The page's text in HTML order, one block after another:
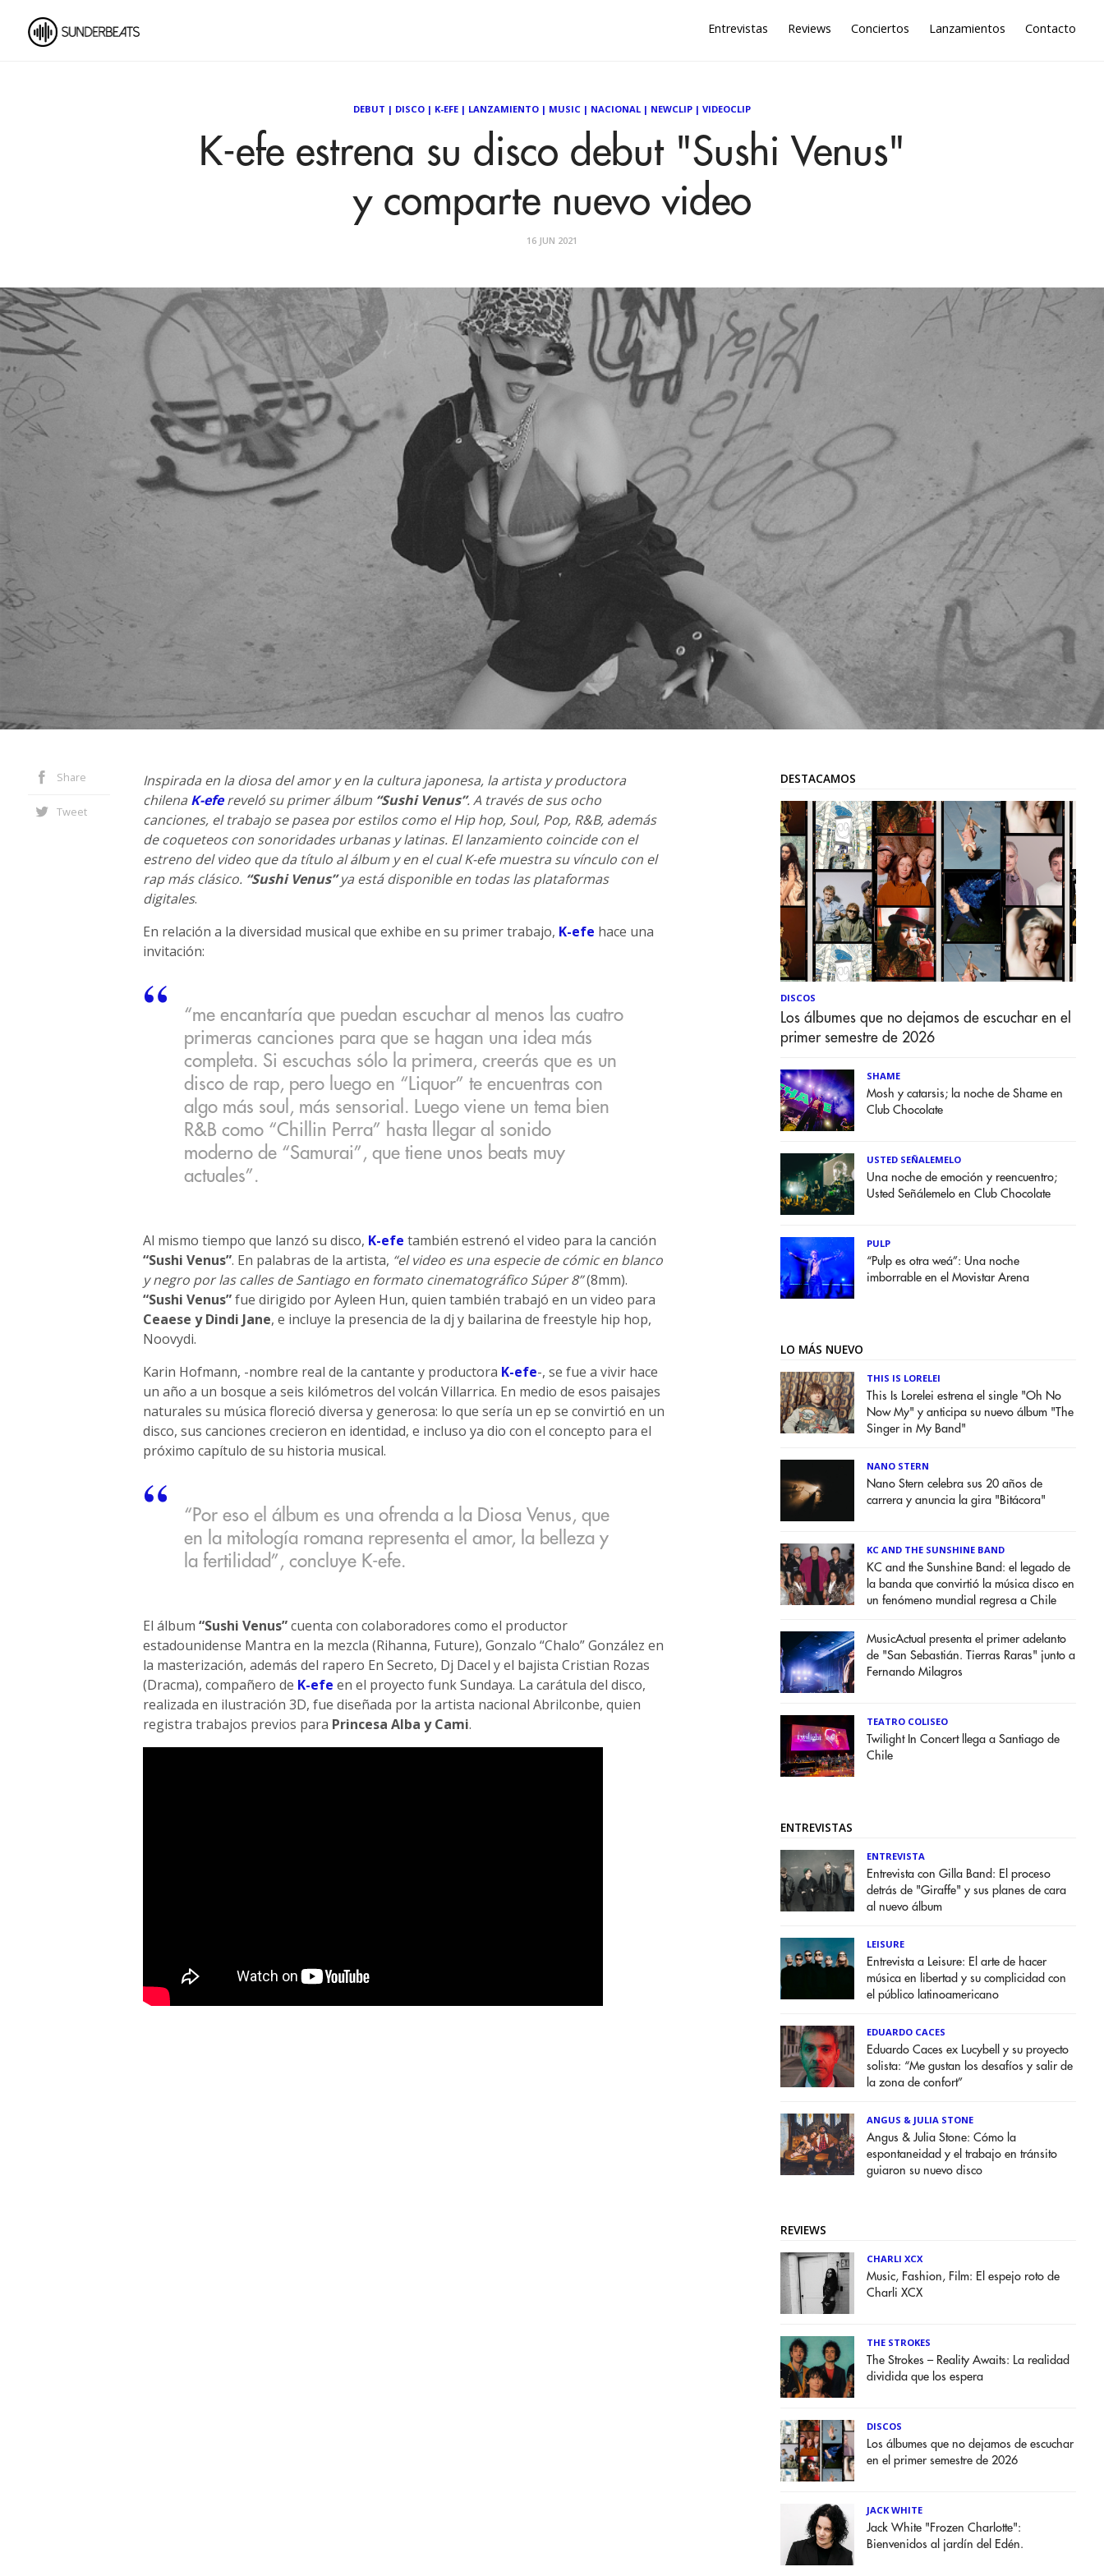
Entrevistas Reviews Conciertos Lanzamientos Contacto
DEBUT | DISCO | K-EFE | LANZAMIENTO | MUSIC | NACIONAL | NEWCLIP | VIDEOCLIP
K-efe estrena su disco debut "Sushi Venus"
y comparte nuevo video
16 JUN 2021
Share
Tweet
Inspirada en la diosa del amor y en la cultura japonesa, la artista y productora
chilena K-efereveló su primer álbum “Sushi Venus”. A través de sus ocho
canciones, el trabajo se pasea por estilos como el Hip hop, Soul, Pop, R&B, además
de coqueteos con sonoridades urbanas y latinas. El lanzamiento coincide con el
estreno del video que da título al álbum y en el cual K-efe muestra su vínculo con el
rap más clásico. “Sushi Venus”ya está disponible en todas las plataformas
digitales.
En relación a la diversidad musical que exhibe en su primer trabajo, K-efe hace una
invitación:
“me encantaría que puedan escuchar al menos las cuatro
primeras canciones para que se hagan una idea más
completa. Si escuchas sólo la primera, creerás que es un
disco de rap, pero luego en “Liquor” te encuentras con
algo más soul, más sensorial. Luego viene un tema bien
R&B como “Chillin Perra” hasta llegar al sonido
moderno de “Samurai”, que tiene unos beats muy
actuales”.
Al mismo tiempo que lanzó su disco, K-efe también estrenó el video para la canción
“Sushi Venus”. En palabras de la artista, “el video es una especie de cómic en blanco
y negro por las calles de Santiago en formato cinematográfico Súper 8”(8mm).
“Sushi Venus”fue dirigido por Ayleen Hun, quien también trabajó en un video para
Ceaese y Dindi Jane, e incluye la presencia de la dj y bailarina de freestyle hip hop,
Noovydi.
Karin Hofmann, -nombre real de la cantante y productora K-efe-, se fue a vivir hace
un año a un bosque a seis kilómetros del volcán Villarrica. En medio de esos paisajes
naturales su música floreció diversa y generosa: lo que sería un ep se convirtió en un
disco, sus canciones crecieron en identidad, e incluso ya dio con el concepto para el
próximo capítulo de su historia musical.
“Por eso el álbum es una ofrenda a la Diosa Venus, que
en la mitología romana representa el amor, la belleza y
la fertilidad”, concluye K-efe.
El álbum “Sushi Venus”cuenta con colaboradores como el productor
estadounidense Mantra en la mezcla (Rihanna, Future), Gonzalo “Chalo” González en
la masterización, además del rapero En Secreto, Dj Dacel y el bajista Cristian Rozas
(Dracma), compañero de K-efe en el proyecto funk Sundaya. La carátula del disco,
realizada en ilustración 3D, fue diseñada por la artista nacional Abrilconbe, quien
registra trabajos previos para Princesa Alba y Cami.
DESTACAMOS
DISCOS
Los álbumes que no dejamos de escuchar en el
primer semestre de 2026
SHAME
Mosh y catarsis; la noche de Shame en
Club Chocolate
USTED SEÑALEMELO
Una noche de emoción y reencuentro;
Usted Señálemelo en Club Chocolate
PULP
“Pulp es otra weá”: Una noche
imborrable en el Movistar Arena
LO MÁS NUEVO
THIS IS LORELEI
This Is Lorelei estrena el single "Oh No
Now My" y anticipa su nuevo álbum "The
Singer in My Band"
NANO STERN
Nano Stern celebra sus 20 años de
carrera y anuncia la gira "Bitácora"
KC AND THE SUNSHINE BAND
KC and the Sunshine Band: el legado de
la banda que convirtió la música disco en
un fenómeno mundial regresa a Chile
MusicActual presenta el primer adelanto
de "San Sebastián. Tierras Raras" junto a
Fernando Milagros
TEATRO COLISEO
Twilight In Concert llega a Santiago de
Chile
ENTREVISTAS
ENTREVISTA
Entrevista con Gilla Band: El proceso
detrás de "Giraffe" y sus planes de cara
al nuevo álbum
LEISURE
Entrevista a Leisure: El arte de hacer
música en libertad y su complicidad con
el público latinoamericano
EDUARDO CACES
Eduardo Caces ex Lucybell y su proyecto
solista: “Me gustan los desafíos y salir de
la zona de confort”
ANGUS & JULIA STONE
Angus & Julia Stone: Cómo la
espontaneidad y el trabajo en tránsito
guiaron su nuevo disco
REVIEWS
CHARLI XCX
Music, Fashion, Film: El espejo roto de
Charli XCX
THE STROKES
The Strokes – Reality Awaits: La realidad
dividida que los espera
DISCOS
Los álbumes que no dejamos de escuchar
en el primer semestre de 2026
JACK WHITE
Jack White "Frozen Charlotte":
Bienvenidos al jardín del Edén.